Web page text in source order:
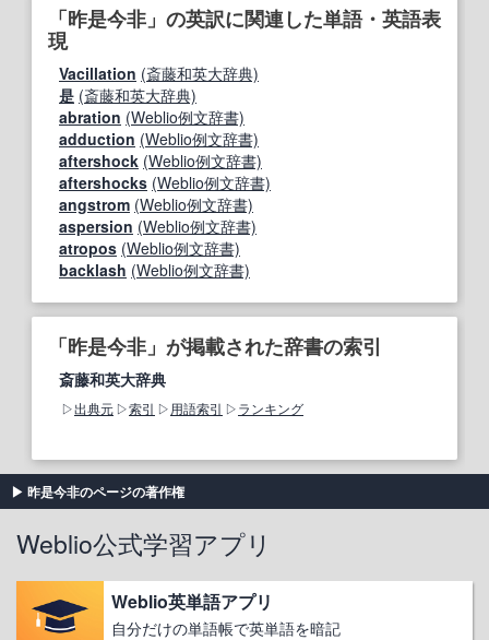
「昨是今非」の英訳に関連した単語・英語表
現
Vacillation (斎藤和英大辞典)
是 (斎藤和英大辞典)
abration (Weblio例文辞書)
adduction (Weblio例文辞書)
aftershock (Weblio例文辞書)
aftershocks (Weblio例文辞書)
angstrom (Weblio例文辞書)
aspersion (Weblio例文辞書)
atropos (Weblio例文辞書)
backlash (Weblio例文辞書)
「昨是今非」が掲載された辞書の索引
斎藤和英大辞典
出典元 索引 用語索引 ランキング
昨是今非のページの著作権
Weblio公式学習アプリ
Weblio英単語アプリ
自分だけの単語帳で英単語を暗記